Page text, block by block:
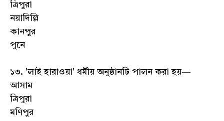
ত্রিপুরা
নয়াদিল্লি
কানপুর
পুনে
১৩. 'লাই হারাওয়া' ধর্মীয় অনুষ্ঠানটি পালন করা হয়—
আসাম
ত্রিপুরা
মণিপুর